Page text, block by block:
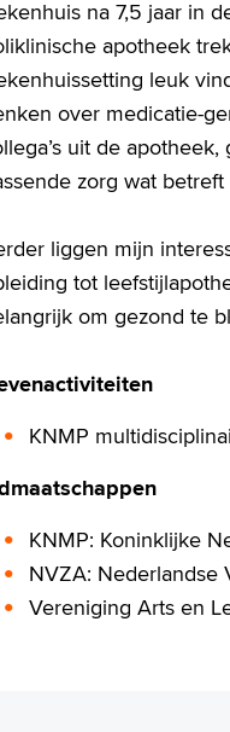
na 7,5 jaar in
apotheek
leuk
over medicatie-
uit de
zorg wat
liggen mijn
tot
om gezond te
KNMP
KNMP: Koninklijke
NVZA: Nederlandse
Vereniging Arts en